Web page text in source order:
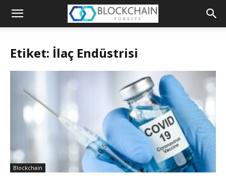
Blockchain
Etiket: İlaç Endüstrisi
Blockchain